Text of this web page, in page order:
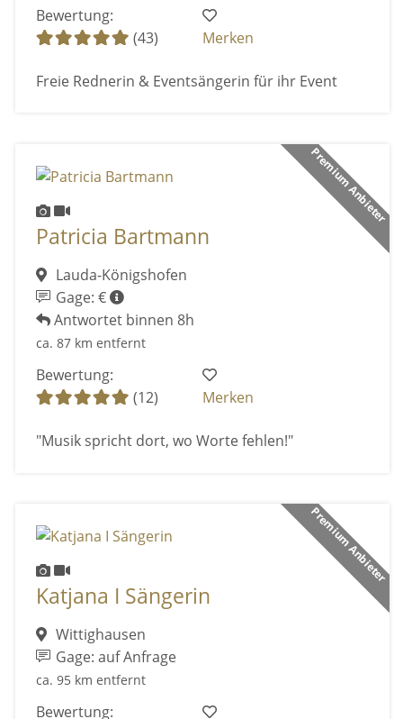
Bewertung:
(43)
Merken
Freie Rednerin & Eventsängerin für ihr Event
Premium Anbieter
Patricia Bartmann
Lauda-Königshofen
Gage: €
Antwortet binnen 8h
ca. 87 km entfernt
Bewertung:
(12)
Merken
"Musik spricht dort, wo Worte fehlen!"
Premium Anbieter
Katjana I Sängerin
Wittighausen
Gage: auf Anfrage
ca. 95 km entfernt
Bewertung: